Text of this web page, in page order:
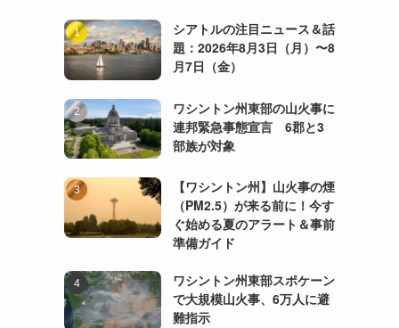
シアトルの注目ニュース＆話
題：2026年8月3日（月）〜8
月7日（金）
ワシントン州東部の山火事に
連邦緊急事態宣言 6郡と3
部族が対象
【ワシントン州】山火事の煙
（PM2.5）が来る前に！今す
ぐ始める夏のアラート＆事前
準備ガイド
ワシントン州東部スポケーン
で大規模山火事、6万人に避
難指示